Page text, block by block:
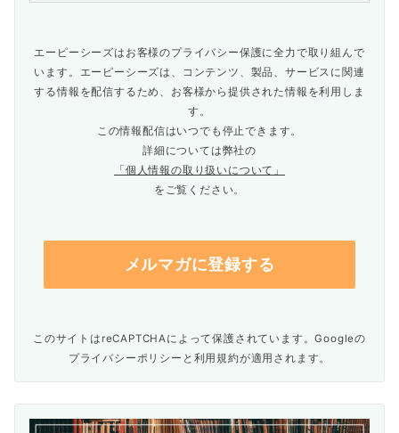
エーピーシーズはお客様のプライバシー保護に全力で取り組んで
います。エーピーシーズは、コンテンツ、製品、サービスに関連
する情報を配信するため、お客様から提供された情報を利用しま
す。
この情報配信はいつでも停止できます。
詳細については弊社の
「個人情報の取り扱いについて」
をご覧ください。
このサイトはreCAPTCHAによって保護されています。Googleの
プライバシーポリシー と 利用規約が適用されます。